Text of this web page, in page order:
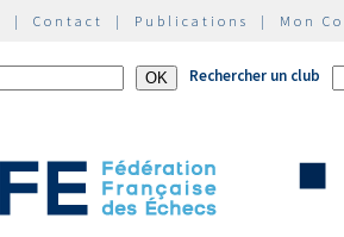
| Contact | Publications | Mon
Rechercher un club